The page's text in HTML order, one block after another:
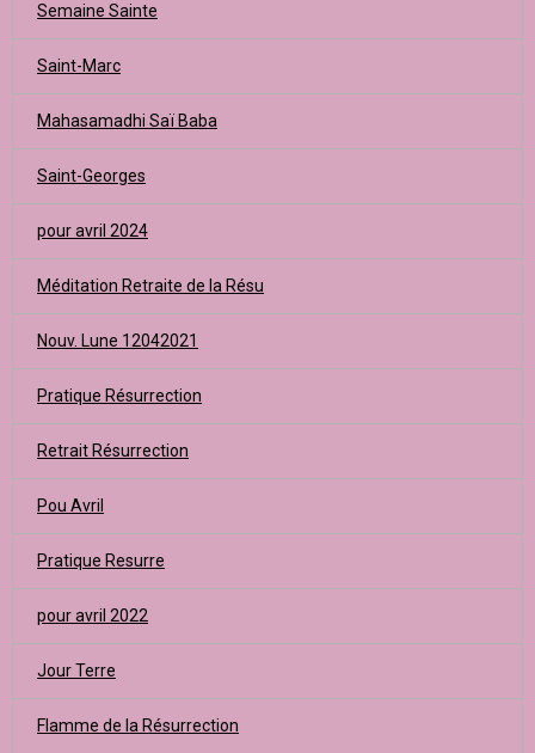
Semaine Sainte
Saint-Marc
Mahasamadhi Saï Baba
Saint-Georges
pour avril 2024
Méditation Retraite de la Résu
Nouv. Lune 12042021
Pratique Résurrection
Retrait Résurrection
Pou Avril
Pratique Resurre
pour avril 2022
Jour Terre
Flamme de la Résurrection